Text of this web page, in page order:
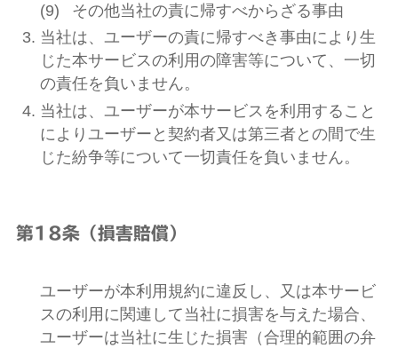
その他当社の責に帰すべからざる事由
当社は、ユーザーの責に帰すべき事由により生
じた本サービスの利用の障害等について、一切
の責任を負いません。
当社は、ユーザーが本サービスを利用すること
によりユーザーと契約者又は第三者との間で生
じた紛争等について一切責任を負いません。
第18条（損害賠償）
ユーザーが本利用規約に違反し、又は本サービ
スの利用に関連して当社に損害を与えた場合、
ユーザーは当社に生じた損害（合理的範囲の弁